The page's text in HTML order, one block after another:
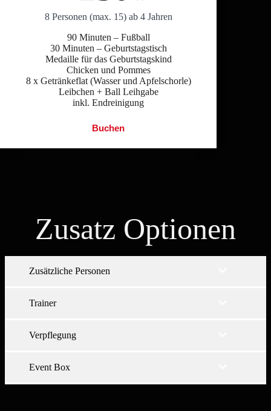
8 Personen (max. 15) ab 4 Jahren
90 Minuten – Fußball
30 Minuten – Geburtstagstisch
Medaille für das Geburtstagskind
Chicken und Pommes
8 x Getränkeflat (Wasser und Apfelschorle)
Leibchen + Ball Leihgabe
inkl. Endreinigung
Buchen
Zusatz Optionen
Zusätzliche Personen
Trainer
Verpflegung
Event Box